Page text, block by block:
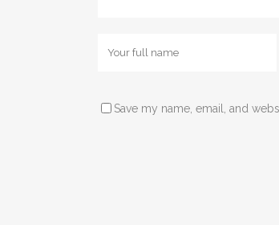
Save my name, email, and